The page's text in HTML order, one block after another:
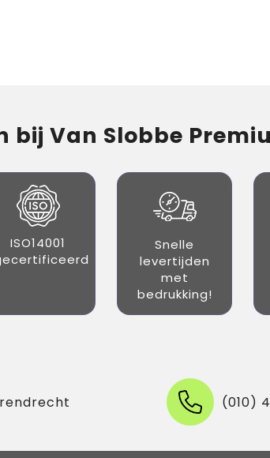
bij Van Slobbe
ISO14001
Snelle
levertijden
met
bedrukking!
(010)